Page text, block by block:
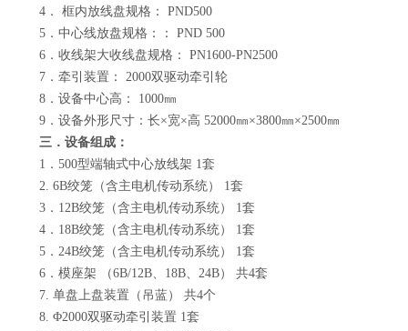
4． 框内放线盘规格： PND500
5．中心线放盘规格：： PND 500
6．收线架大收线盘规格： PN1600-PN2500
7．牵引装置： 2000双驱动牵引轮
8．设备中心高： 1000㎜
9．设备外形尺寸：长×宽×高 52000㎜×3800㎜×2500㎜
三．设备组成：
1．500型端轴式中心放线架 1套
2. 6B绞笼（含主电机传动系统） 1套
3．12B绞笼（含主电机传动系统） 1套
4．18B绞笼（含主电机传动系统） 1套
5．24B绞笼（含主电机传动系统） 1套
6．模座架 （6B/12B、18B、24B） 共4套
7. 单盘上盘装置（吊蓝） 共4个
8. Φ2000双驱动牵引装置 1套